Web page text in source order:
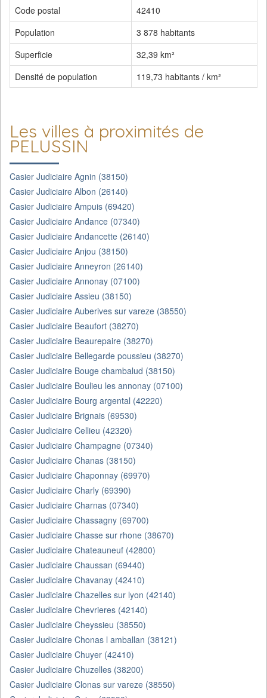
Code postal
42410
Population
3 878 habitants
Superficie
32,39 km²
Densité de population
119,73 habitants / km²
Les villes à proximités de
PELUSSIN
Casier Judiciaire Agnin (38150)
Casier Judiciaire Albon (26140)
Casier Judiciaire Ampuis (69420)
Casier Judiciaire Andance (07340)
Casier Judiciaire Andancette (26140)
Casier Judiciaire Anjou (38150)
Casier Judiciaire Anneyron (26140)
Casier Judiciaire Annonay (07100)
Casier Judiciaire Assieu (38150)
Casier Judiciaire Auberives sur vareze (38550)
Casier Judiciaire Beaufort (38270)
Casier Judiciaire Beaurepaire (38270)
Casier Judiciaire Bellegarde poussieu (38270)
Casier Judiciaire Bouge chambalud (38150)
Casier Judiciaire Boulieu les annonay (07100)
Casier Judiciaire Bourg argental (42220)
Casier Judiciaire Brignais (69530)
Casier Judiciaire Cellieu (42320)
Casier Judiciaire Champagne (07340)
Casier Judiciaire Chanas (38150)
Casier Judiciaire Chaponnay (69970)
Casier Judiciaire Charly (69390)
Casier Judiciaire Charnas (07340)
Casier Judiciaire Chassagny (69700)
Casier Judiciaire Chasse sur rhone (38670)
Casier Judiciaire Chateauneuf (42800)
Casier Judiciaire Chaussan (69440)
Casier Judiciaire Chavanay (42410)
Casier Judiciaire Chazelles sur lyon (42140)
Casier Judiciaire Chevrieres (42140)
Casier Judiciaire Cheyssieu (38550)
Casier Judiciaire Chonas l amballan (38121)
Casier Judiciaire Chuyer (42410)
Casier Judiciaire Chuzelles (38200)
Casier Judiciaire Clonas sur vareze (38550)